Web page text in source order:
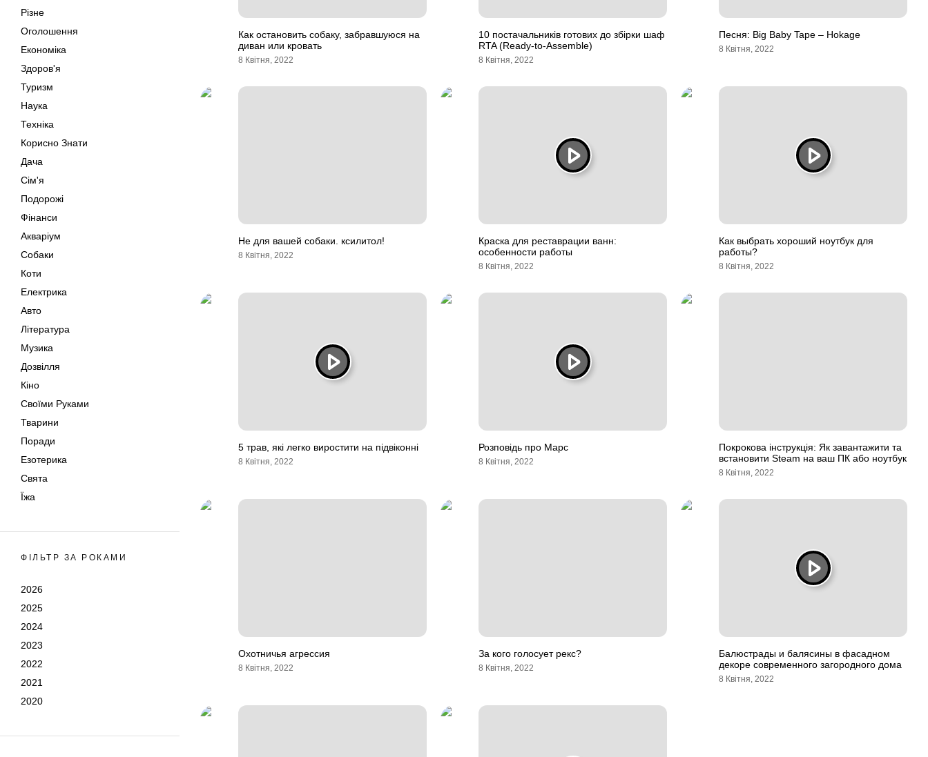
Різне
Оголошення
Економіка
Здоров'я
Туризм
Наука
Техніка
Корисно Знати
Дача
Сім'я
Подорожі
Фінанси
Акваріум
Собаки
Коти
Електрика
Авто
Література
Музика
Дозвілля
Кіно
Своїми Руками
Тварини
Поради
Езотерика
Свята
Їжа
ФІЛЬТР ЗА РОКАМИ
2026
2025
2024
2023
2022
2021
2020
Как остановить собаку, забравшуюся на
диван или кровать
8 Квітня, 2022
10 постачальників готових до збірки шаф
RTA (Ready-to-Assemble)
8 Квітня, 2022
Песня: Big Baby Tape – Hokage
8 Квітня, 2022
Не для вашей собаки. ксилитол!
8 Квітня, 2022
Краска для реставрации ванн:
особенности работы
8 Квітня, 2022
Как выбрать хороший ноутбук для
работы?
8 Квітня, 2022
5 трав, які легко виростити на підвіконні
8 Квітня, 2022
Розповідь про Марс
8 Квітня, 2022
Покрокова інструкція: Як завантажити та
встановити Steam на ваш ПК або ноутбук
8 Квітня, 2022
Охотничья агрессия
8 Квітня, 2022
За кого голосует рекс?
8 Квітня, 2022
Балюстрады и балясины в фасадном
декоре современного загородного дома
8 Квітня, 2022